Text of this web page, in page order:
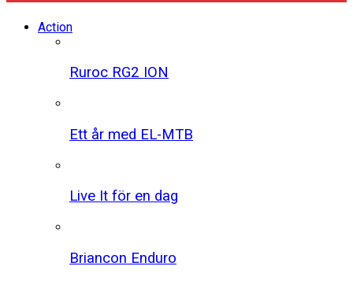
Action
Ruroc RG2 ION
Ett år med EL-MTB
Live It för en dag
Briancon Enduro